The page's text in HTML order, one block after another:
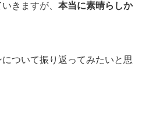
きますが、 本当に素晴らしか
ついて振り返ってみたいと思